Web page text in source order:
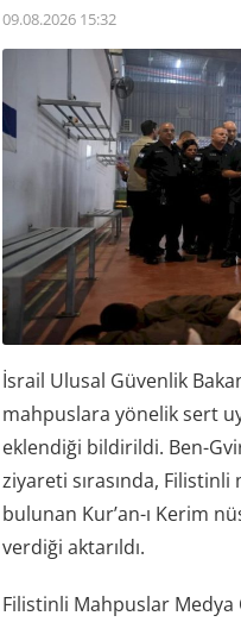
09.08.2026 15:32
İsrail Ulusal Güvenlik
mahpuslara yönelik sert
eklendiği bildirildi. Ben-
ziyareti sırasında,
bulunan Kur’an-ı Kerim
verdiği aktarıldı.
Filistinli Mahpuslar Medya